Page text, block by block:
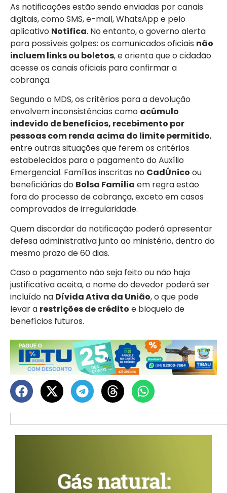
As notificações estão sendo enviadas por canais
digitais, como SMS, e-mail, WhatsApp e pelo
aplicativo Notifica. No entanto, o governo alerta
para possíveis golpes: os comunicados oficiais não
incluem links ou boletos, e orienta que o cidadão
acesse os canais oficiais para confirmar a
cobrança.
Segundo o MDS, os critérios para a devolução
envolvem inconsistências como acúmulo
indevido de benefícios, recebimento por
pessoas com renda acima do limite permitido,
entre outras situações que ferem os critérios
estabelecidos para o pagamento do Auxílio
Emergencial. Famílias inscritas no CadÚnico ou
beneficiárias do Bolsa Família em regra estão
fora do processo de cobrança, exceto em casos
comprovados de irregularidade.
Quem discordar da notificação poderá apresentar
defesa administrativa junto ao ministério, dentro do
mesmo prazo de 60 dias.
Caso o pagamento não seja feito ou não haja
justificativa aceita, o nome do devedor poderá ser
incluído na Dívida Ativa da União, o que pode
levar a restrições de crédito e bloqueio de
benefícios futuros.